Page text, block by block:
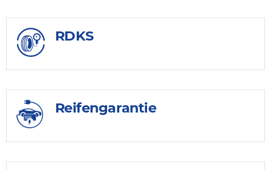
RDKS
Reifengarantie